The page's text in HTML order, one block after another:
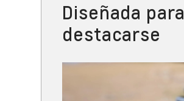
Diseñada para
destacarse